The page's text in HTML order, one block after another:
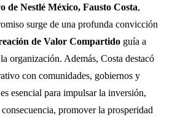
de Nestlé México, Fausto Costa,
surge de una profunda convicción
de Valor Compartido guía a
organización. Además, Costa destacó
con comunidades, gobiernos y
esencial para impulsar la inversión,
promover la prosperidad